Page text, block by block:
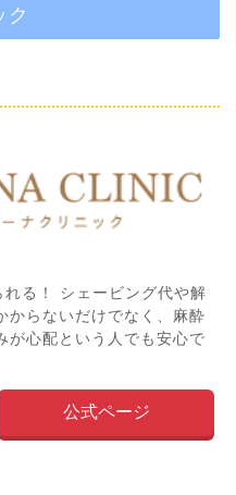
ク
る！ シェービング代や解
からないだけでなく、麻酔
が心配という人でも安心で
公式ページ